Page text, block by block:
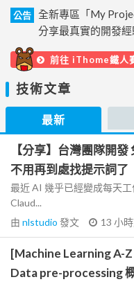
公告
全新專區「My
分享最真實的開發經
前往 iThome鐵人
技術文章
最新
【分享】台灣團隊開
不用再到處找提示詞了
最近 AI 幾乎已經變成每天
Claud...
由 nlstudio 發文 13 小
[Machine Learning A-
Data pre-processing